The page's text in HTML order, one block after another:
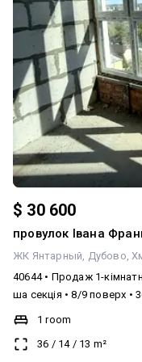
багато світла. Будинок
комфорт. Здача 1-ї секції — І квартал 2026 року Професійний
юридичний супровід
Звертайтесь ! Гарнатую
всього часу співпраці з Вами . Це вигідна
інвесторів, а для
затишку та життя «під себе». Деталі інтер’єру: є
зробити ремонт по своєму смаку Будинок
затишний двір Інфраструктура: Інфраструктура навколо пров.
Івана Франка, 10 (Дубово,
життя та інвестицій — усе
сервіси Продуктові та супермаркети в пішій доступності.
садки та школи поряд —
Лікарні, приватні
Дозвілля та харчування Кафе, ресторани та невеликі заклади
громадського харчування. 🚌 Транспорт Зручне
іншими районами міста:
життя: Вся інфраструктура в пішій доступності — економія часу
на повсякденні справи. Тиша та спокійний двір для сімейного
yesterday at10:57